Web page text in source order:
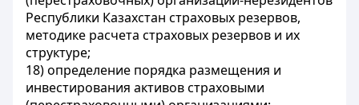
Республики Казахстан страховых резервов,
методике расчета страховых резервов и их
структуре;
18) определение порядка размещения и
инвестирования активов страховыми